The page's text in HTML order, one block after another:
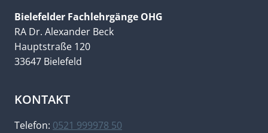
Bielefelder Fachlehrgänge OHG
RA Dr. Alexander Beck
Hauptstraße 120
33647 Bielefeld
KONTAKT
Telefon: 0521 999978 50